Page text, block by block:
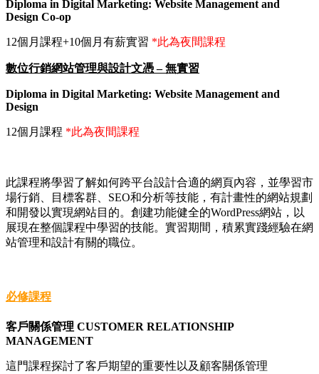
Diploma in Digital Marketing: Website Management and
Design Co-op
12個月課程+10個月有薪實習 *此為夜間課程
數位行銷網站管理與設計文憑 – 無實習
Diploma in Digital Marketing: Website Management and
Design
12個月課程 *此為夜間課程
此課程將學習了解如何跨平台設計合適的網頁內容，並學習市
場行銷、目標客群、SEO和分析等技能，有計畫性的網站規劃
和開發以實現網站目的。創建功能健全的WordPress網站，以
展現在整個課程中學習的技能。實習期間，積累實踐經驗在網
站管理和設計有關的職位。
必修課程
客戶關係管理 CUSTOMER RELATIONSHIP
MANAGEMENT
這門課程探討了客戶期望的重要性以及顧客關係管理